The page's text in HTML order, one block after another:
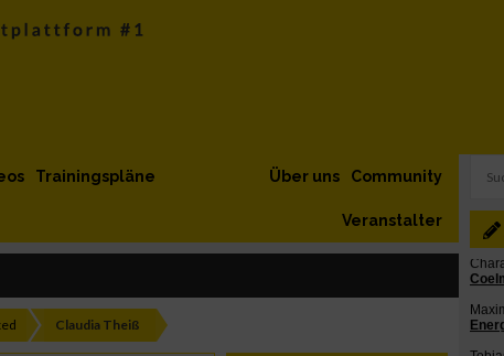
Trainingspläne Community
Über uns
Veranstalter
Claudia Theiß